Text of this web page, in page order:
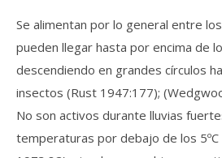
Se alimentan por lo general entre
pueden llegar hasta por encima de
descendiendo en grandes círculos
insectos (Rust 1947:177);
No son activos durante lluvias
temperaturas por debajo de los